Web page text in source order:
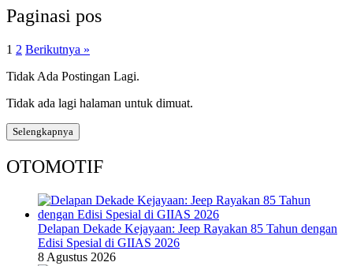
Paginasi pos
1 2 Berikutnya »
Tidak Ada Postingan Lagi.
Tidak ada lagi halaman untuk dimuat.
Selengkapnya
OTOMOTIF
Delapan Dekade Kejayaan: Jeep Rayakan 85 Tahun dengan
Edisi Spesial di GIIAS 2026
8 Agustus 2026